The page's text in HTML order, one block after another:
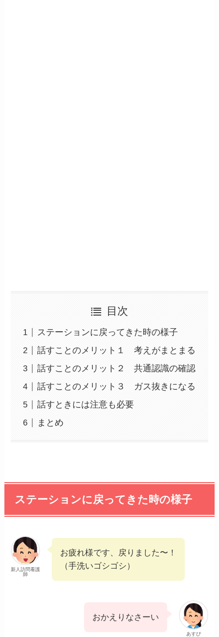
目次
ステーションに戻ってきた時の様子
話すことのメリット１ 考えがまとまる
話すことのメリット２ 共通認識の確認
話すことのメリット３ ガス抜きになる
話すときには注意も必要
まとめ
ステーションに戻ってきた時の様子
新人訪問看護
師
お疲れ様です、戻りました〜！
（手洗いゴシゴシ）
あすぴ
おかえりなさーい